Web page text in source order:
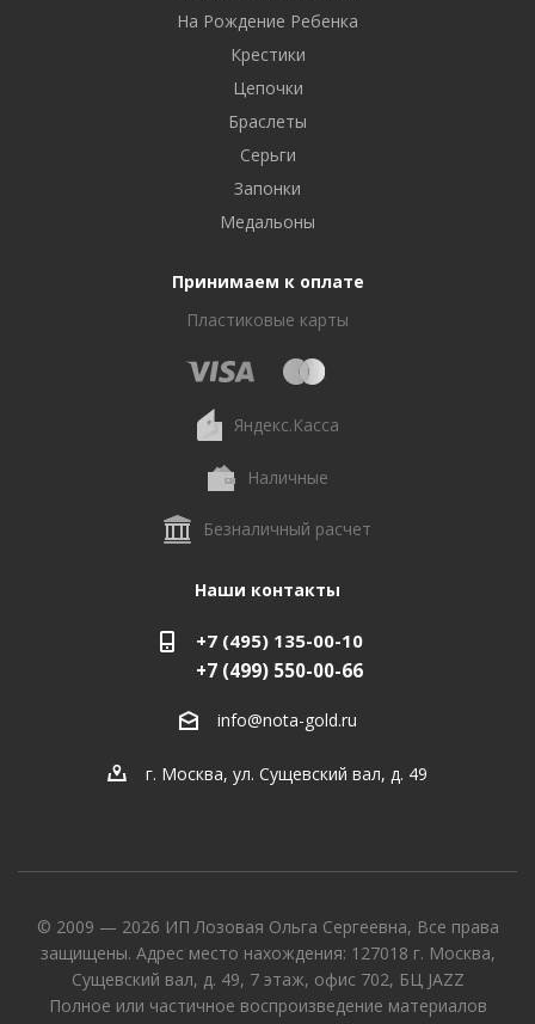
На Рождение Ребенка
Крестики
Цепочки
Браслеты
Серьги
Запонки
Медальоны
Принимаем к оплате
Пластиковые карты
Яндекс.Касса
Наличные
Безналичный расчет
Наши контакты
+7 (495) 135-00-10
+7 (499) 550-00-66
info@nota-gold.ru
г. Москва, ул. Сущевский вал, д. 49
© 2009 — 2026 ИП Лозовая Ольга Сергеевна, Все права
защищены. Адрес место нахождения: 127018 г. Москва,
Сущевский вал, д. 49, 7 этаж, офис 702, БЦ JAZZ
Полное или частичное воспроизведение материалов